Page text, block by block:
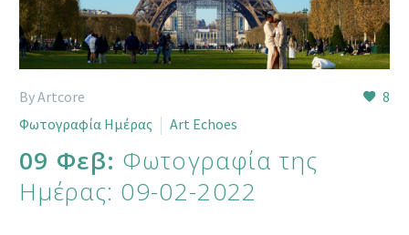
8
By Artcore
Φωτογραφία Ημέρας
Art Echoes
09 Φεβ: Φωτογραφία της
Ημέρας: 09-02-2022